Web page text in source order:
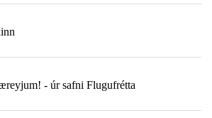
- úr safni Flugufrétta